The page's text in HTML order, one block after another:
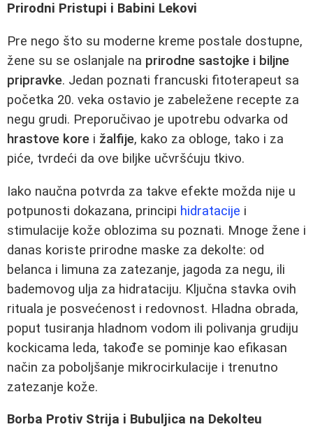
Prirodni Pristupi i Babini Lekovi
Pre nego što su moderne kreme postale dostupne,
žene su se oslanjale na prirodne sastojke i biljne
pripravke. Jedan poznati francuski fitoterapeut sa
početka 20. veka ostavio je zabeležene recepte za
negu grudi. Preporučivao je upotrebu odvarka od
hrastove kore i žalfije, kako za obloge, tako i za
piće, tvrdeći da ove biljke učvršćuju tkivo.
Iako naučna potvrda za takve efekte možda nije u
potpunosti dokazana, principi hidratacije i
stimulacije kože oblozima su poznati. Mnoge žene i
danas koriste prirodne maske za dekolte: od
belanca i limuna za zatezanje, jagoda za negu, ili
bademovog ulja za hidrataciju. Ključna stavka ovih
rituala je posvećenost i redovnost. Hladna obrada,
poput tusiranja hladnom vodom ili polivanja grudiju
kockicama leda, takođe se pominje kao efikasan
način za poboljšanje mikrocirkulacije i trenutno
zatezanje kože.
Borba Protiv Strija i Bubuljica na Dekolteu